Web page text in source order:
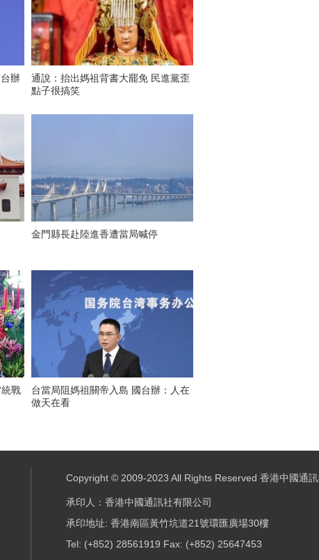
辦
通說：抬出媽祖背書大罷免 民進黨歪
點子很搞笑
金門縣長赴陸進香遭當局喊停
戰
台當局阻媽祖關帝入島 國台辦：人在
做天在看
Copyright © 2009-2023 All Rights Reserved 香港中國通
承印人：香港中國通訊社有限公司
承印地址: 香港南區黃竹坑道21號環匯廣場30樓
Tel: (+852) 28561919 Fax: (+852) 25647453